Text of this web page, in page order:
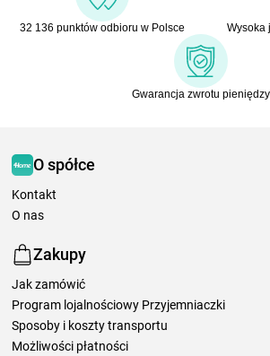
32 136 punktów odbioru w Polsce Wysoka
Gwarancja zwrotu pieniędzy
O spółce
Kontakt
O nas
Zakupy
Jak zamówić
Program lojalnościowy Przyjemniaczki
Sposoby i koszty transportu
Możliwości płatności